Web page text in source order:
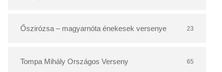
Őszirózsa – magyarnóta énekesek versenye 23
Tompa Mihály Országos Verseny 65